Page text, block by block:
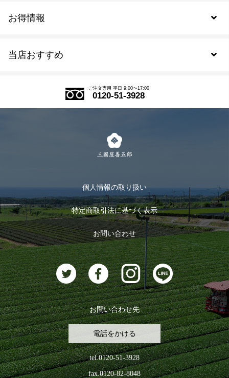
当店おすすめ
式部の香りシリーズ
お茶のギフト
おすすめのお茶
お茶に合うスイーツ
お得情報
会員規約について
ログイン
ログアウト
ご注文専用 平日 9:00〜17:00
0120-51-3928
個人情報の取り扱い
特定商取引法に基づく表示
お問い合わせ
お問い合わせ先
電話をかける
tel.0120-51-3928
fax.0120-82-8048